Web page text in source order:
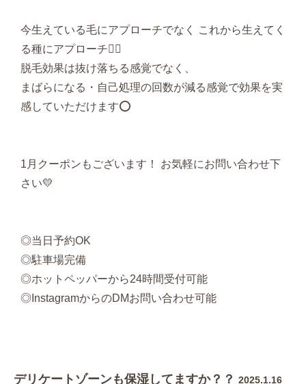
今生えている毛にアプローチでなく これから生えてく
る種にアプローチ✊🏻
脱毛効果は抜け落ちる感覚でなく、
まばらになる・自己処理の回数が減る感覚で効果を実
感していただけます⭕️
1月クーポンもございます！ お気軽にお問い合わせ下
さい💛
◎当日予約OK
◎駐車場完備
◎ホットペッパーから24時間受付可能
◎InstagramからのDMお問い合わせ可能
デリケートゾーンも保湿してますか？？ 2025.1.16